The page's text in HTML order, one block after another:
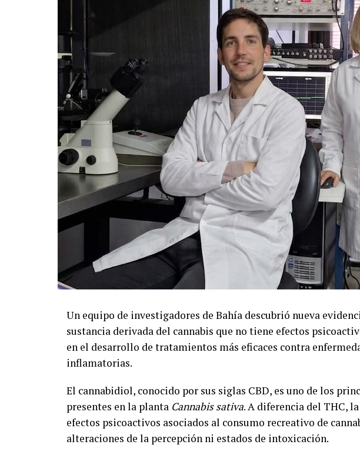
Un equipo de investigadores de Bahía descubrió nueva
sustancia derivada del cannabis que no tiene efectos
en el desarrollo de tratamientos más eficaces contra
inflamatorias.
El cannabidiol, conocido por sus siglas CBD, es uno de los
presentes en la planta Cannabis sativa. A diferencia del THC,
efectos psicoactivos asociados al consumo recreativo de
alteraciones de la percepción ni estados de intoxicación.